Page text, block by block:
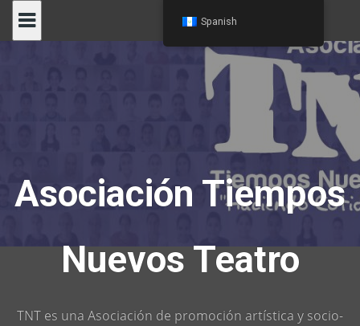
Asociación Tiempos
Nuevos Teatro
TNT es una Asociación de promoción artística y socio-
Spanish